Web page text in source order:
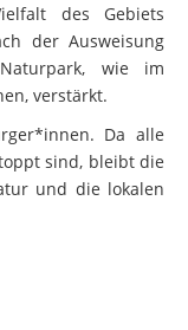
des Gebiets
der Ausweisung
wie im
verstärkt.
Da alle
sind, bleibt die
und die lokalen